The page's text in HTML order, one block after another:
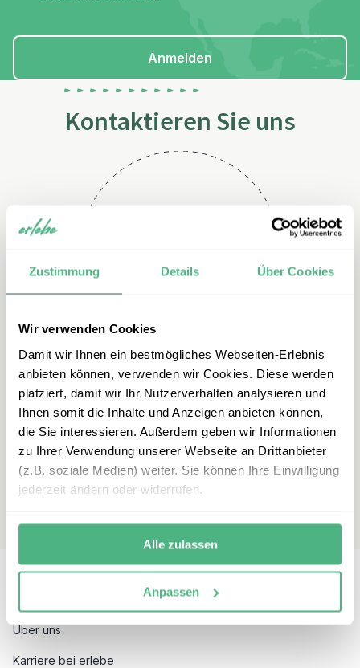
Zustimmung Details Über Cookies
Wir verwenden Cookies
Damit wir Ihnen ein bestmögliches Webseiten-Erlebnis
anbieten können, verwenden wir Cookies. Diese werden
platziert, damit wir Ihr Nutzerverhalten analysieren und
Ihnen somit die Inhalte und Anzeigen anbieten können,
die Sie interessieren. Außerdem geben wir Informationen
zu Ihrer Verwendung unserer Webseite an Drittanbieter
(z.B. soziale Medien) weiter. Sie können Ihre Einwilligung
jederzeit ändern oder widerrufen.
Alle zulassen
Anpassen
Anmelden
Kontaktieren Sie uns
+49 2151 3880 113
E-mail
mexiko@erlebe.de
Über uns
Karriere bei erlebe